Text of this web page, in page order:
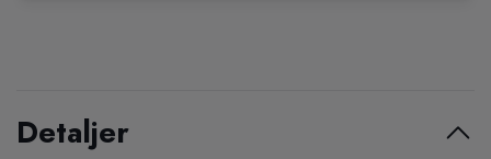
Detaljer